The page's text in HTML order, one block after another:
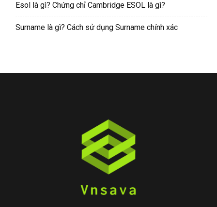
Esol là gì? Chứng chỉ Cambridge ESOL là gì?
Surname là gì? Cách sử dụng Surname chính xác